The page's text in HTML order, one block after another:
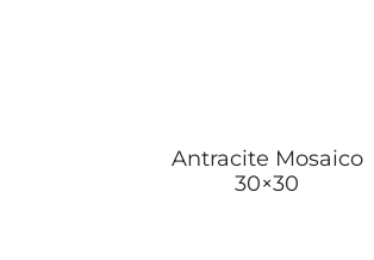
Antracite Mosaico
30×30